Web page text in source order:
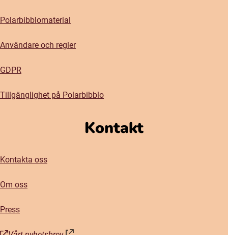
Polarbibblomaterial
Användare och regler
GDPR
Tillgänglighet på Polarbibblo
Kontakt
Kontakta oss
Om oss
Press
Vårt nyhetsbrev